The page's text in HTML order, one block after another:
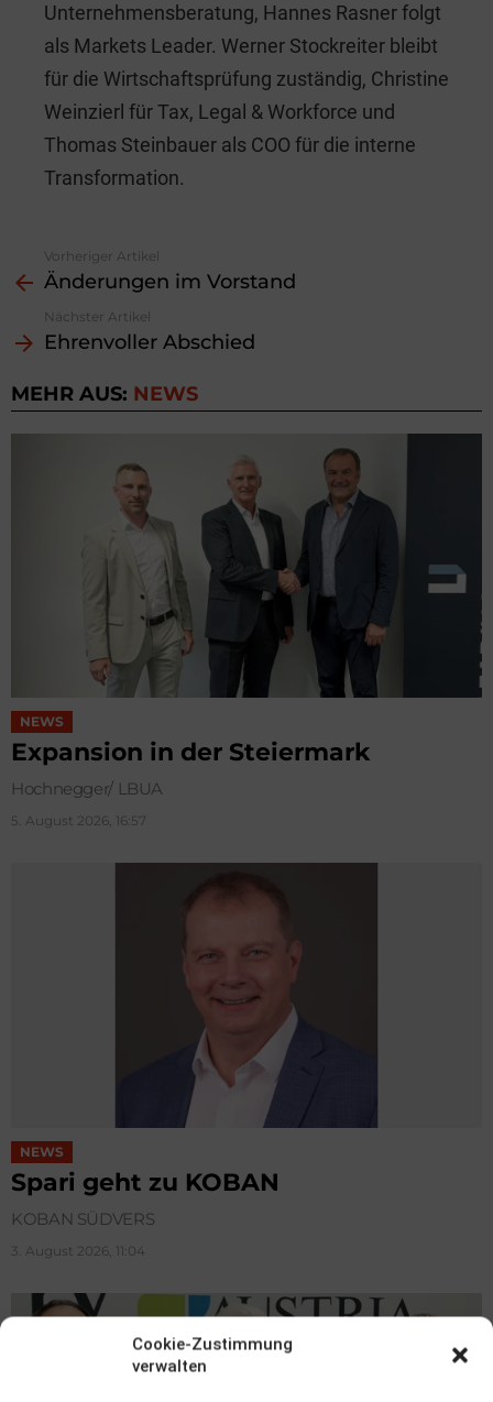
Cookie-Zustimmung
verwalten
Unternehmensberatung, Hannes Rasner folgt
als Markets Leader. Werner Stockreiter bleibt
für die Wirtschaftsprüfung zuständig, Christine
Weinzierl für Tax, Legal & Workforce und
Thomas Steinbauer als COO für die interne
Transformation.
more
Vorheriger Artikel
Änderungen im Vorstand
Nächster Artikel
Ehrenvoller Abschied
MEHR AUS: NEWS
NEWS
Expansion in der Steiermark
Hochnegger/ LBUA
5. August 2026, 16:57
NEWS
Spari geht zu KOBAN
KOBAN SÜDVERS
3. August 2026, 11:04